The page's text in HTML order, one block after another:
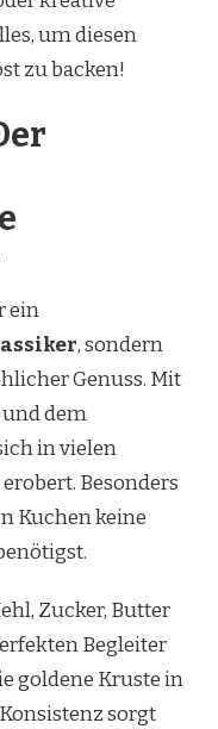
um diesen
zu backen!
ein
, sondern
Genuss. Mit
dem
in vielen
Besonders
Kuchen keine
Zucker, Butter
Begleiter
goldene Kruste in
sorgt